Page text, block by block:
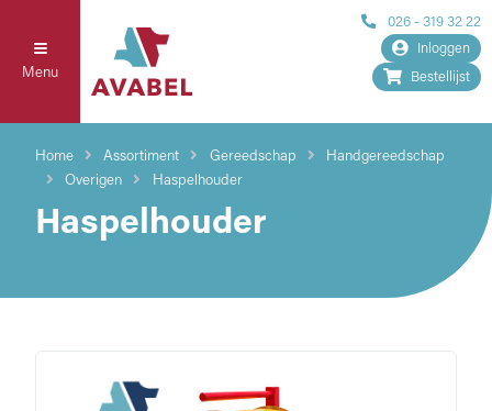
Menu
026 - 319 32 22
Inloggen
Bestellijst
Home Assortiment Gereedschap
Handgereedschap
Overigen
Haspelhouder
Haspelhouder